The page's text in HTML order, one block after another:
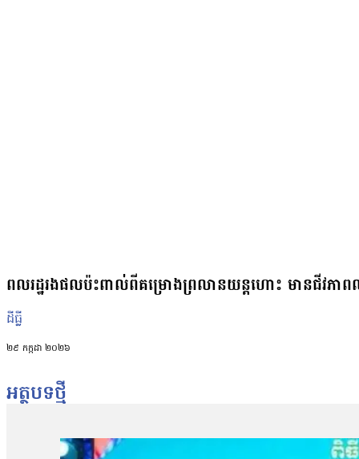
ពលរដ្ឋរងផលប៉ះពាល់ពីគម្រោងព្រលានយន្តហោះ មានជីវភ
ដីធ្លី
២៩ កក្កដា ២០២៦
អត្ថបទថ្មី